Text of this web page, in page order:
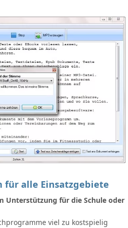
für alle Einsatzgebiete
Unterstützung für die Schule oder
viel zu kostspielig